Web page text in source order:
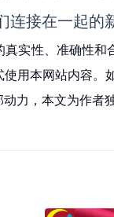
连接在一起的
实性、准确性
用本网站内容
力，本文为作者